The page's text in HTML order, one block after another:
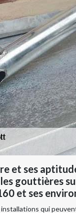
et ses
gouttières
et ses
qui